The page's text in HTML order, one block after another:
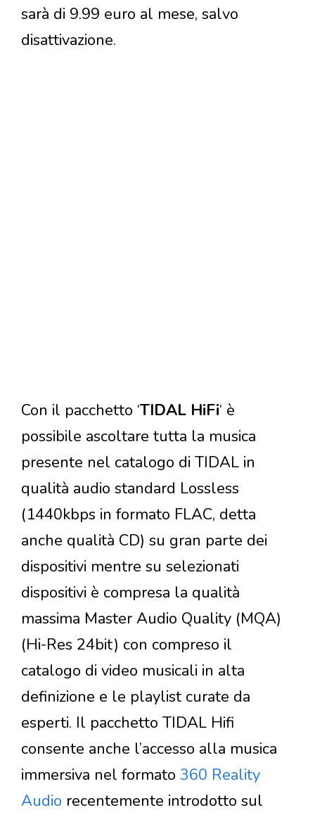
sarà di 9.99 euro al mese, salvo
disattivazione.
Con il pacchetto ‘TIDAL HiFi‘ è
possibile ascoltare tutta la musica
presente nel catalogo di TIDAL in
qualità audio standard Lossless
(1440kbps in formato FLAC, detta
anche qualità CD) su gran parte dei
dispositivi mentre su selezionati
dispositivi è compresa la qualità
massima Master Audio Quality (MQA)
(Hi-Res 24bit) con compreso il
catalogo di video musicali in alta
definizione e le playlist curate da
esperti. Il pacchetto TIDAL Hifi
consente anche l’accesso alla musica
immersiva nel formato 360 Reality
Audio recentemente introdotto sul